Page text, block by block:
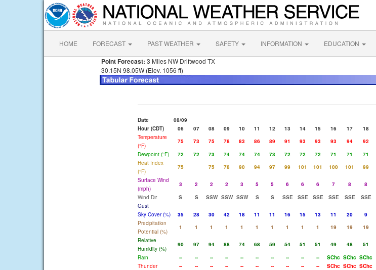
HOME FORECAST PAST WEATHER SAFETY INFORMATION EDUCATION
Point Forecast: 3 Miles NW Driftwood TX
30.15N 98.05W (Elev. 1056 ft)
Date 08/09
Hour (CDT)
06 07 08 09 10 11 12 13 14 15 16 17 18
Temperature
(°F)
75 73 75 78 83 86 89 91 93 93 93 94 92
Dewpoint (°F)
72 72 73 74 74 74 73 72 72 72 71 71 71
Heat Index
(°F)
75 75 78 90 94 97 99 101 101 100 101 99
Surface Wind
(mph)
3 2 2 2 3 5 5 6 6 6 7 8 8
Wind Dir
S S SSW SSW SSW S S SSE SSE SSE SSE SSE SSE
Gust
Sky Cover (%)
35 28 30 42 18 11 11 16 15 13 11 20 9
Precipitation
Potential (%)
1 1 1 1 1 1 1 1 1 1 19 19 19
Relative
Humidity (%)
90 97 94 88 74 68 59 54 51 51 49 48 51
Rain
-- -- -- -- -- -- -- -- -- -- SChc SChc SChc
Thunder
-- -- -- -- -- -- -- -- -- -- SChc SChc SChc